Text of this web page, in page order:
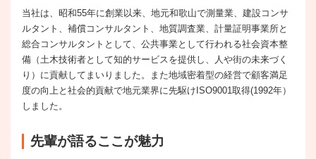
当社は、昭和55年に創業以来、地元和歌山で測量業、建設コンサ
ルタント、補償コンサルタント、地質調査業、計量証明事業所と
総合コンサルタントとして、公共事業として行われる社会資本整
備（土木技術者として知的サービスを提供し、人や街の未来づく
り）に貢献してまいりました。また地域密着型の経営で顧客満足
度の向上と社会的貢献で地元業界に先駆けISO9001取得(1992年）
しました。
先輩が語るここが魅力